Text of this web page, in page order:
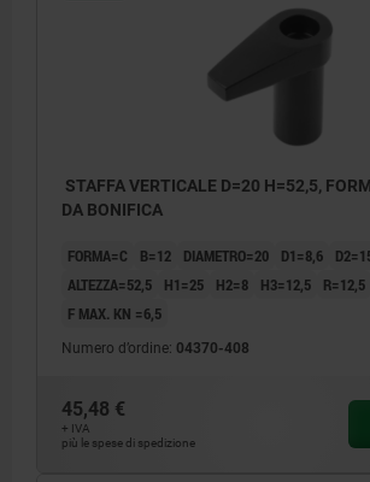
STAFFA VERTICALE D=20 H=52,5,
DA BONIFICA
FORMA=C B=12 DIAMETRO=20 D1=8,6
ALTEZZA=52,5
H1=25 H2=8 H3=12,5 R=12,5
F MAX. KN =6,5
Numero d’ordine: 04370-408
45,48 €
+ IVA
più le spese di spedizione